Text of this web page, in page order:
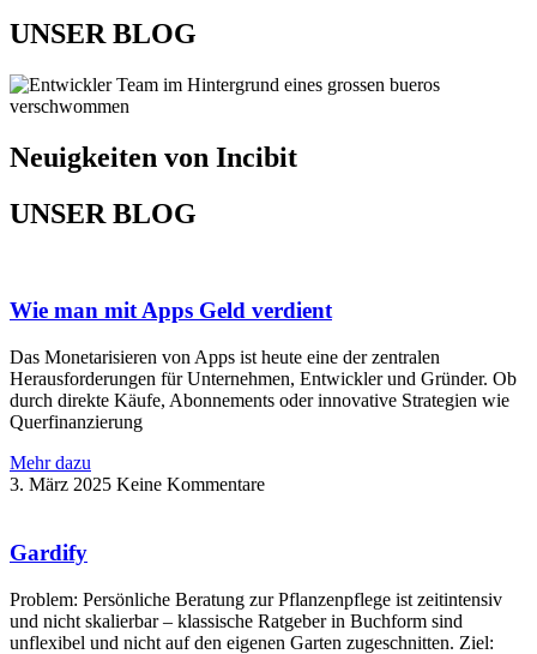
UNSER BLOG
Neuigkeiten von Incibit
UNSER BLOG
Wie man mit Apps Geld verdient
Das Monetarisieren von Apps ist heute eine der zentralen
Herausforderungen für Unternehmen, Entwickler und Gründer. Ob
durch direkte Käufe, Abonnements oder innovative Strategien wie
Querfinanzierung
Mehr dazu
3. März 2025 Keine Kommentare
Gardify
Problem: Persönliche Beratung zur Pflanzenpflege ist zeitintensiv
und nicht skalierbar – klassische Ratgeber in Buchform sind
unflexibel und nicht auf den eigenen Garten zugeschnitten. Ziel: